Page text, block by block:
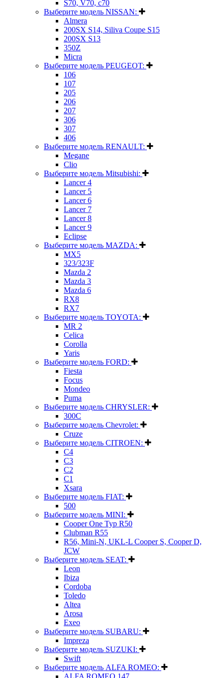
S70, V70, c70
Выберите модель NISSAN:
Almera
200SX S14, Siliva Coupe S15
200SX S13
350Z
Micra
Выберите модель PEUGEOT:
106
107
205
206
207
306
307
406
Выберите модель RENAULT:
Megane
Clio
Выберите модель Mitsubishi:
Lancer 4
Lancer 5
Lancer 6
Lancer 7
Lancer 8
Lancer 9
Eclipse
Выберите модель MAZDA:
MX5
323/323F
Mazda 2
Mazda 3
Mazda 6
RX8
RX7
Выберите модель TOYOTA:
MR 2
Celica
Corolla
Yaris
Выберите модель FORD:
Fiesta
Focus
Mondeo
Puma
Выберите модель CHRYSLER:
300C
Выберите модель Chevrolet:
Cruze
Выберите модель CITROEN:
C4
C3
C2
C1
Xsara
Выберите модель FIAT:
500
Выберите модель MINI:
Cooper One Typ R50
Clubman R55
R56, Mini-N, UKL-L Cooper S, Cooper D,
JCW
Выберите модель SEAT:
Leon
Ibiza
Cordoba
Toledo
Altea
Arosa
Exeo
Выберите модель SUBARU:
Impreza
Выберите модель SUZUKI:
Swift
Выберите модель ALFA ROMEO:
ALFA ROMEO 147